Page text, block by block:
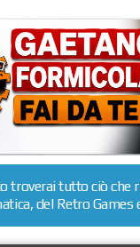
troverai tutto ciò che
del Retro Games